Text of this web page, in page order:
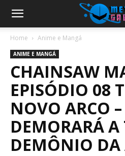
Home Anime e Mangá
ANIME E MANGÁ
CHAINSAW
EPISÓDIO 08
NOVO ARCO –
DEMORARÁ A
DEMÔNIO